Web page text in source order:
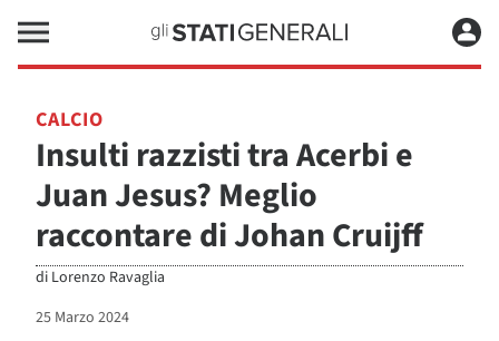
CALCIO
Insulti razzisti tra Acerbi e
Juan Jesus? Meglio
raccontare di Johan Cruijff
di Lorenzo Ravaglia
25 Marzo 2024